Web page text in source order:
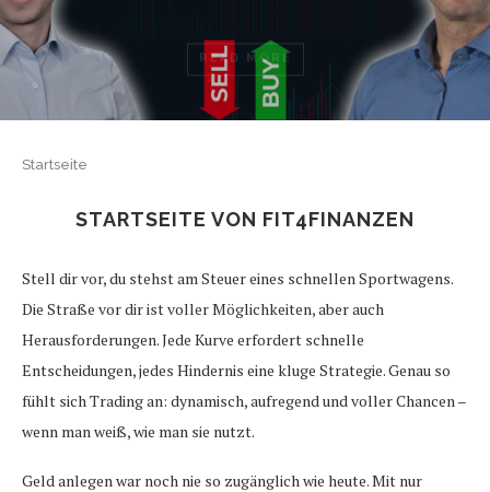
Startseite
STARTSEITE VON FIT4FINANZEN
Stell dir vor, du stehst am Steuer eines schnellen Sportwagens.
Die Straße vor dir ist voller Möglichkeiten, aber auch
Herausforderungen. Jede Kurve erfordert schnelle
Entscheidungen, jedes Hindernis eine kluge Strategie. Genau so
fühlt sich Trading an: dynamisch, aufregend und voller Chancen –
wenn man weiß, wie man sie nutzt.
Geld anlegen war noch nie so zugänglich wie heute. Mit nur